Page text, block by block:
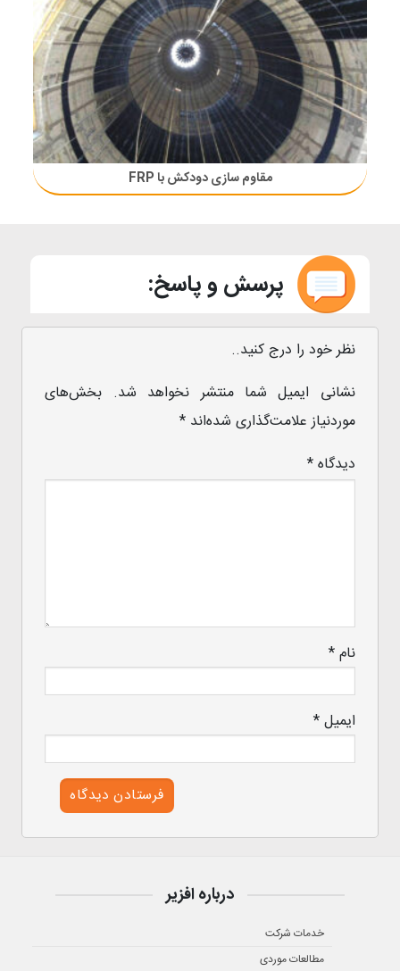
مقاوم سازی دودکش با FRP
پرسش و پاسخ:
نظر خود را درج کنید..
نشانی ایمیل شما منتشر نخواهد شد. بخش‌های
موردنیاز علامت‌گذاری شده‌اند*
دیدگاه*
نام*
ایمیل*
درباره افزیر
خدمات شرکت
مطالعات موردی